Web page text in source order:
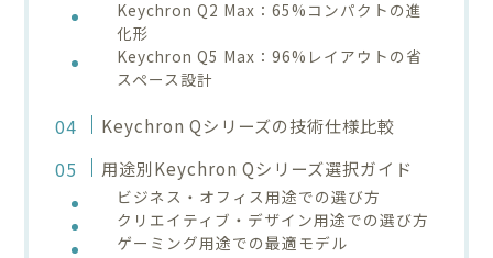
Keychron Q2 Max：65%コンパクトの進
化形
Keychron Q5 Max：96%レイアウトの省
スペース設計
Keychron Qシリーズの技術仕様比較
用途別Keychron Qシリーズ選択ガイド
ビジネス・オフィス用途での選び方
クリエイティブ・デザイン用途での選び方
ゲーミング用途での最適モデル